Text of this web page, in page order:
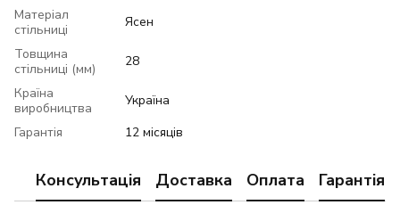
Матеріал
стільниці
Ясен
Товщина
стільниці (мм)
28
Країна
виробництва
Україна
Гарантія
12 місяців
Консультація Доставка Оплата Гарантія